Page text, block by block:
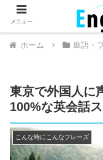
英語が
ホーム 単語・
東京で外国人に
100%な英会話
こんな時にこんなフレーズ
メニュー